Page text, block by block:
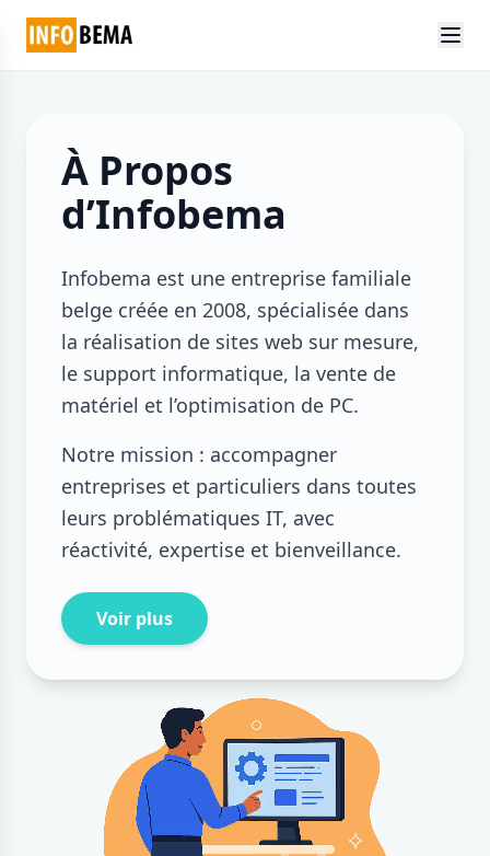
À Propos
d’Infobema
Infobema est une entreprise familiale
belge créée en 2008, spécialisée dans
la réalisation de sites web sur mesure,
le support informatique, la vente de
matériel et l’optimisation de PC.
Notre mission : accompagner
entreprises et particuliers dans toutes
leurs problématiques IT, avec
réactivité, expertise et bienveillance.
Voir plus